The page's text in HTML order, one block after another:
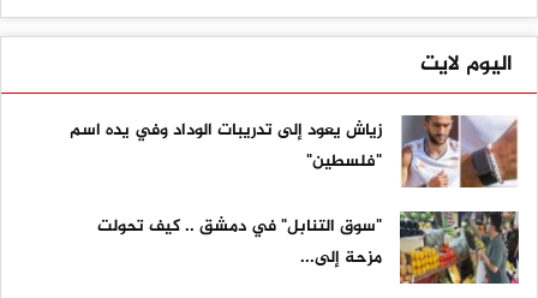
اليوم لايت
زياش يعود إلى تدريبات الوداد وفي يده اسم
"فلسطين"
"سوق التنابل" في دمشق .. كيف تحولت
مزحة إلى...